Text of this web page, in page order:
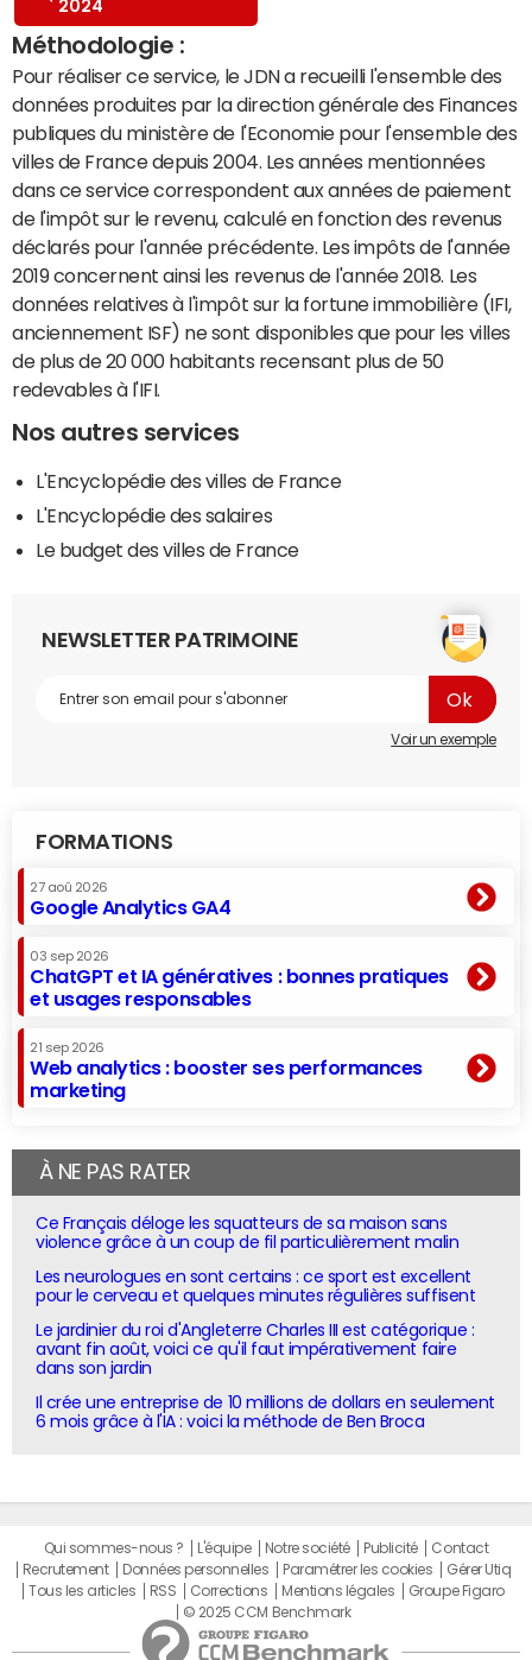
2024
Méthodologie :
Pour réaliser ce service, le JDN a recueilli l'ensemble des
données produites par la direction générale des Finances
publiques du ministère de l'Economie pour l'ensemble des
villes de France depuis 2004. Les années mentionnées
dans ce service correspondent aux années de paiement
de l'impôt sur le revenu, calculé en fonction des revenus
déclarés pour l'année précédente. Les impôts de l'année
2019 concernent ainsi les revenus de l'année 2018. Les
données relatives à l'impôt sur la fortune immobilière (IFI,
anciennement ISF) ne sont disponibles que pour les villes
de plus de 20 000 habitants recensant plus de 50
redevables à l'IFI.
Nos autres services
L'Encyclopédie des villes de France
L'Encyclopédie des salaires
Le budget des villes de France
NEWSLETTER PATRIMOINE
Voir un exemple
FORMATIONS
27 aoû 2026
Google Analytics GA4
03 sep 2026
ChatGPT et IA génératives : bonnes pratiques
et usages responsables
21 sep 2026
Web analytics : booster ses performances
marketing
À NE PAS RATER
Ce Français déloge les squatteurs de sa maison sans
violence grâce à un coup de fil particulièrement malin
Les neurologues en sont certains : ce sport est excellent
pour le cerveau et quelques minutes régulières suffisent
Le jardinier du roi d'Angleterre Charles III est catégorique :
avant fin août, voici ce qu'il faut impérativement faire
dans son jardin
Il crée une entreprise de 10 millions de dollars en seulement
6 mois grâce à l'IA : voici la méthode de Ben Broca
Qui sommes-nous ? L'équipe Notre société Publicité
Contact
Recrutement
Données personnelles Paramétrer les cookies
Gérer Utiq
Tous les articles
RSS Corrections Mentions légales
Groupe Figaro
© 2025 CCM Benchmark